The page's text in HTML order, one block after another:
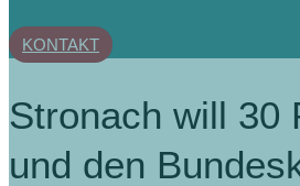
KONTAKT
Stronach will 30
und den